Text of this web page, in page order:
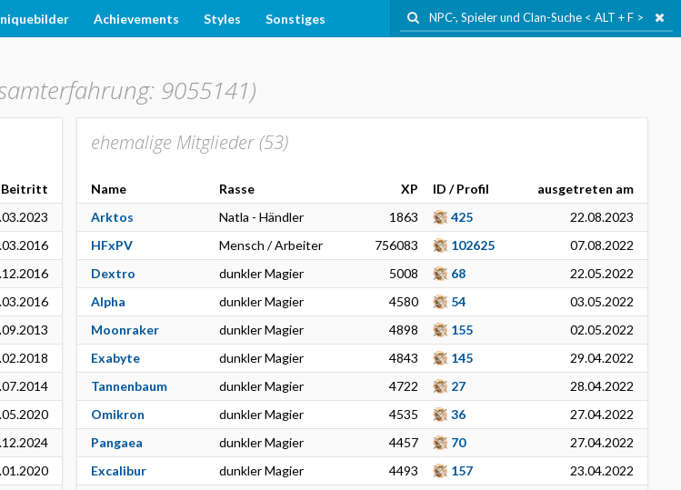
Achievements Styles Sonstiges
9055141)
Beitritt
ehemalige Mitglieder (53)
Name Rasse XP ID / Profil
ausgetreten am
Arktos
Natla - Händler 1863 425
22.08.2023
HFxPV
Mensch / Arbeiter 756083 102625
07.08.2022
Dextro
dunkler Magier 5008 68
22.05.2022
Alpha
dunkler Magier 4580 54
03.05.2022
Moonraker
dunkler Magier 4898 155
02.05.2022
Exabyte
dunkler Magier 4843 145
29.04.2022
Tannenbaum
dunkler Magier 4722 27
28.04.2022
Omikron
dunkler Magier 4535 36
27.04.2022
Pangaea
dunkler Magier 4457 70
27.04.2022
Excalibur
dunkler Magier 4493 157
23.04.2022